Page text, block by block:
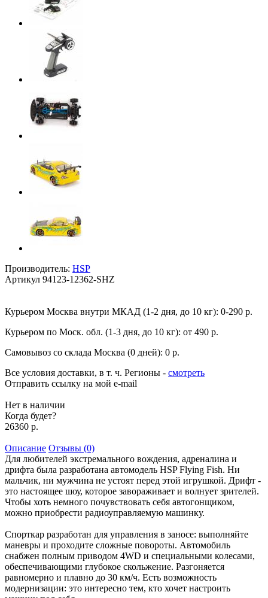
Производитель: HSP
Артикул 94123-12362-SHZ
Курьером Москва внутри МКАД (1-2 дня, до 10 кг): 0-290 р.
Курьером по Моск. обл. (1-3 дня, до 10 кг): от 490 р.
Самовывоз со склада Москва (0 дней): 0 р.
Все условия доставки, в т. ч. Регионы - смотреть
Отправить ссылку на мой e-mail
Нет в наличии
Когда будет?
26360 р.
Описание Отзывы (0)
Для любителей экстремального вождения, адреналина и
дрифта была разработана автомодель HSP Flying Fish. Ни
мальчик, ни мужчина не устоят перед этой игрушкой. Дрифт -
это настоящее шоу, которое завораживает и волнует зрителей.
Чтобы хоть немного почувствовать себя автогонщиком,
можно приобрести радиоуправляемую машинку.
Спорткар разработан для управления в заносе: выполняйте
маневры и проходите сложные повороты. Автомобиль
снабжен полным приводом 4WD и специальными колесами,
обеспечивающими глубокое скольжение. Разгоняется
равномерно и плавно до 30 км/ч. Есть возможность
модернизации: это интересно тем, кто хочет настроить